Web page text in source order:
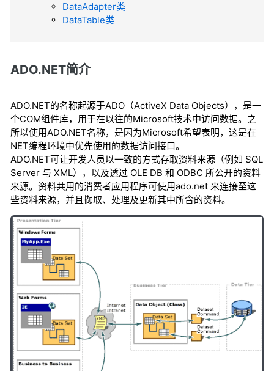
DataAdapter类
DataTable类
ADO.NET简介
ADO.NET的名称起源于ADO（ActiveX Data Objects），是一
个COM组件库，用于在以往的Microsoft技术中访问数据。之
所以使用ADO.NET名称，是因为Microsoft希望表明，这是在
NET编程环境中优先使用的数据访问接口。
ADO.NET可让开发人员以一致的方式存取资料来源（例如 SQL
Server 与 XML），以及透过 OLE DB 和 ODBC 所公开的资料
来源。资料共用的消费者应用程序可使用ado.net 来连接至这
些资料来源，并且撷取、处理及更新其中所含的资料。